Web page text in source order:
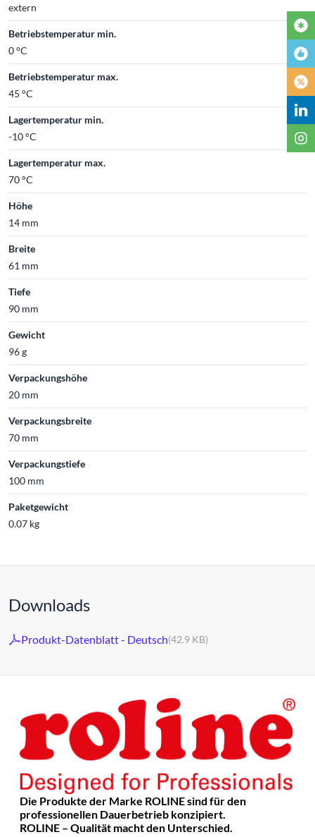
extern
Betriebstemperatur min.
0 °C
Betriebstemperatur max.
45 °C
Lagertemperatur min.
-10 °C
Lagertemperatur max.
70 °C
Höhe
14 mm
Breite
61 mm
Tiefe
90 mm
Gewicht
96 g
Verpackungshöhe
20 mm
Verpackungsbreite
70 mm
Verpackungstiefe
100 mm
Paketgewicht
0.07 kg
Downloads
Produkt-Datenblatt - Deutsch(42.9 KB)
Die Produkte der Marke ROLINE sind für den
professionellen Dauerbetrieb konzipiert.
ROLINE – Qualität macht den Unterschied.